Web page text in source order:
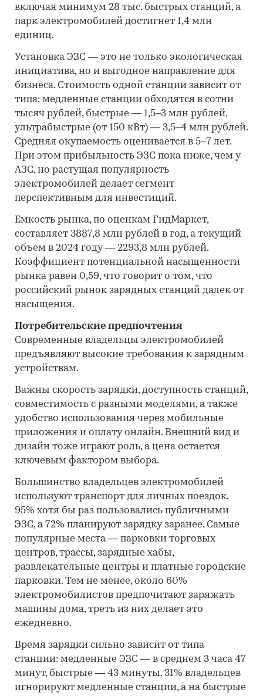
включая минимум 28 тыс. быстрых станций, а
парк электромобилей достигнет 1,4 млн
единиц.
Установка ЭЗС — это не только экологическая
инициатива, но и выгодное направление для
бизнеса. Стоимость одной станции зависит от
типа: медленные станции обходятся в сотни
тысяч рублей, быстрые — 1,5–3 млн рублей,
ультрабыстрые (от 150 кВт) — 3,5–4 млн рублей.
Средняя окупаемость оценивается в 5–7 лет.
При этом прибыльность ЭЗС пока ниже, чем у
АЗС, но растущая популярность
электромобилей делает сегмент
перспективным для инвестиций.
Емкость рынка, по оценкам ГидМаркет,
составляет 3887,8 млн рублей в год, а текущий
объем в 2024 году — 2293,8 млн рублей.
Коэффициент потенциальной насыщенности
рынка равен 0,59, что говорит о том, что
российский рынок зарядных станций далек от
насыщения.
Потребительские предпочтения
Современные владельцы электромобилей
предъявляют высокие требования к зарядным
устройствам.
Важны скорость зарядки, доступность станций,
совместимость с разными моделями, а также
удобство использования через мобильные
приложения и оплату онлайн. Внешний вид и
дизайн тоже играют роль, а цена остается
ключевым фактором выбора.
Большинство владельцев электромобилей
используют транспорт для личных поездок.
95% хотя бы раз пользовались публичными
ЭЗС, а 72% планируют зарядку заранее. Самые
популярные места — парковки торговых
центров, трассы, зарядные хабы,
развлекательные центры и платные городские
парковки. Тем не менее, около 60%
электромобилистов предпочитают заряжать
машины дома, треть из них делает это
ежедневно.
Время зарядки сильно зависит от типа
станции: медленные ЭЗС — в среднем 3 часа 47
минут, быстрые — 43 минуты. 31% владельцев
игнорируют медленные станции, а на быстрые